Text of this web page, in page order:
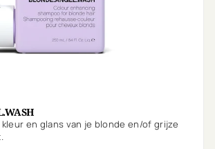
en glans van je blonde en/of grijze